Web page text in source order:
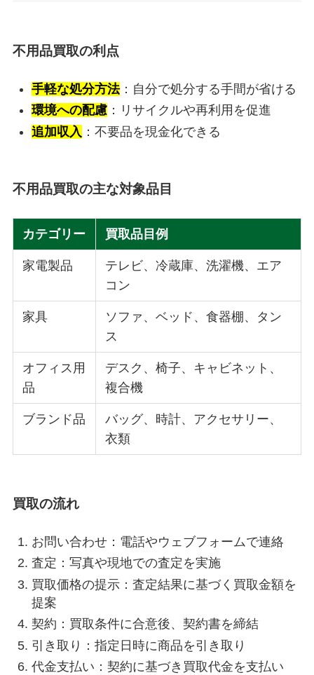
不用品買取の利点
手軽な処分方法：自分で処分する手間が省ける
環境への配慮：リサイクルや再利用を促進
追加収入 ：不要品を現金化できる
不用品買取の主な対象品目
カテゴリー 買取品目例
家電製品
テレビ、冷蔵庫、洗濯機、エア
コン
家具
ソファ、ベッド、食器棚、タン
ス
オフィス用
品
デスク、椅子、キャビネット、
複合機
ブランド品
バッグ、時計、アクセサリー、
衣類
買取の流れ
お問い合わせ：電話やウェブフォームで連絡
査定：写真や現地での査定を実施
買取価格の提示：査定結果に基づく買取金額を
提案
契約：買取条件に合意後、契約書を締結
引き取り：指定日時に商品を引き取り
代金支払い：契約に基づき買取代金を支払い